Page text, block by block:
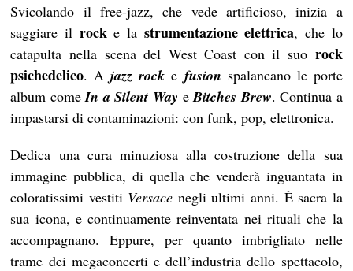
Svicolando il free-jazz, che vede artificioso, inizia a
saggiare il rocke la strumentazione elettrica, che lo
catapulta nella scena del West Coast con il suo rock
psichedelico. Ajazz rock e fusion spalancano le porte
album comeIn a Silent Way eBitches Brew. Continua a
impastarsi di contaminazioni: con funk, pop, elettronica.
Dedica una cura minuziosa alla costruzione della sua
immagine pubblica, di quella che venderà inguantata in
coloratissimi vestiti Versace negli ultimi anni. È sacra la
sua icona, e continuamente reinventata nei rituali che la
accompagnano. Eppure, per quanto imbrigliato nelle
trame dei megaconcerti e dell’industria dello spettacolo,